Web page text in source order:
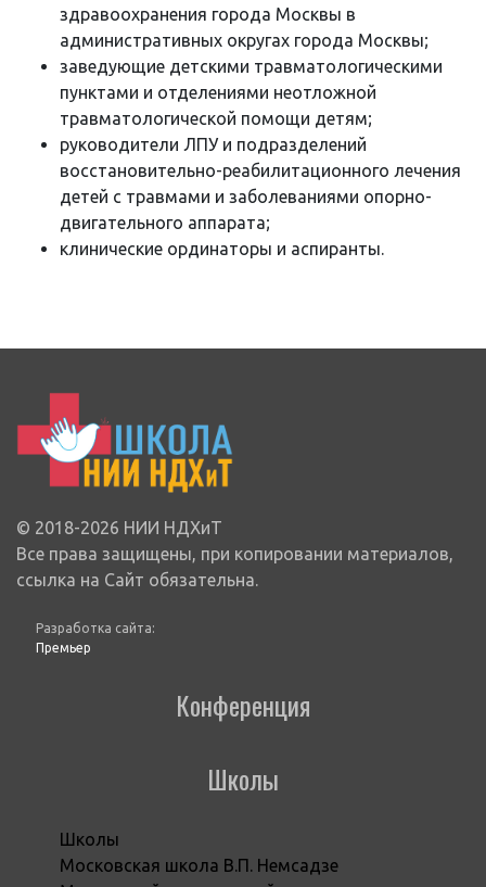
здравоохранения города Москвы в
административных округах города Москвы;
заведующие детскими травматологическими
пунктами и отделениями неотложной
травматологической помощи детям;
руководители ЛПУ и подразделений
восстановительно-реабилитационного лечения
детей с травмами и заболеваниями опорно-
двигательного аппарата;
клинические ординаторы и аспиранты.
© 2018-2026 НИИ НДХиТ
Все права защищены, при копировании материалов,
ссылка на Сайт обязательна.
Разработка сайта:
Премьер
Конференция
Школы
Школы
Московская школа В.П. Немсадзе